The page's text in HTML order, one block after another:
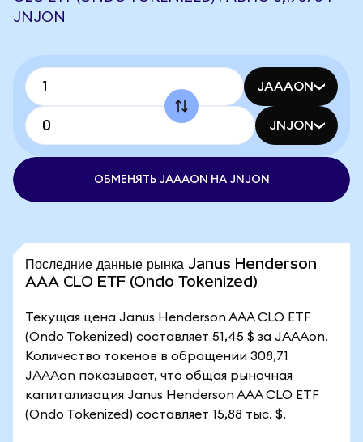
JNJON
JAAAON
JNJON
ОБМЕНЯТЬ JAAAON НА JNJON
Последние данные рынка Janus Henderson
AAA CLO ETF (Ondo Tokenized)
Текущая цена Janus Henderson AAA CLO ETF
(Ondo Tokenized) составляет 51,45 $ за JAAAon.
Количество токенов в обращении 308,71
JAAAon показывает, что общая рыночная
капитализация Janus Henderson AAA CLO ETF
(Ondo Tokenized) составляет 15,88 тыс. $.